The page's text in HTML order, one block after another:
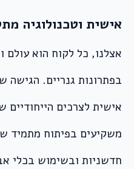
אישית וטכנולוגיה
אצלנו, כל לקוח הוא עולם
בפתרונות גנריים. הגישה
אישית לצרכים הייחודיים
משקיעים בפיתוח מתמיד
חדשניות ובשימוש בכלי